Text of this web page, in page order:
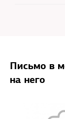
Письмо в
на него